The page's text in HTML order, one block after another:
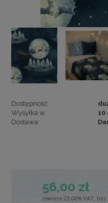
Dostępność:
Wysyłka w:
10
Dostawa:
Cena nie zawiera
56,00 zł
zawiera 23.00% VAT,